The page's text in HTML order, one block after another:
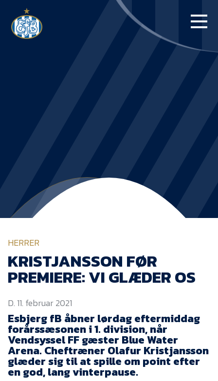
BLUE WATER
NYHEDER
EfB Akademi
Sydvestjysk Fodbold
Samarbejde
Partnere
Blue Water Arena
HERRER
KRISTJANSSON FØR
PREMIERE: VI GLÆDER OS
D. 11. februar 2021
Esbjerg fB åbner lørdag eftermiddag
forårssæsonen i 1. division, når
Vendsyssel FF gæster Blue Water
Arena. Cheftræner Olafur Kristjansson
glæder sig til at spille om point efter
en god, lang vinterpause.